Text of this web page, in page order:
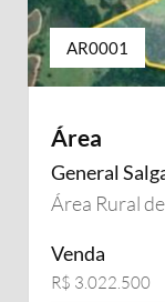
AR0001
Área
General
Área Rural
Venda
R$ 3.022.500